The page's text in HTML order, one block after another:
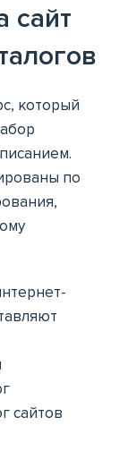
сайт
который
по
сайтов